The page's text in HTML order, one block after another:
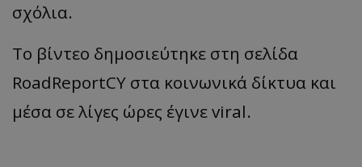
σχόλια.
Το βίντεο δημοσιεύτηκε στη σελίδα
RoadReportCY στα κοινωνικά δίκτυα και
μέσα σε λίγες ώρες έγινε viral.